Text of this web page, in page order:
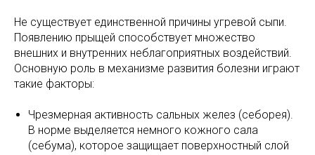
Не существует единственной причины угревой сыпи.
Появлению прыщей способствует множество
внешних и внутренних неблагоприятных воздействий.
Основную роль в механизме развития болезни играют
такие факторы:
Чрезмерная активность сальных желез (себорея).
В норме выделяется немного кожного сала
(себума), которое защищает поверхностный слой